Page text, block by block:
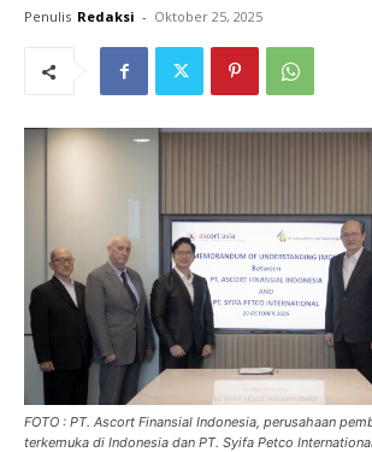
Penulis Redaksi - Oktober 25, 2025
FOTO : PT. Ascort Finansial Indonesia, perusahaan
terkemuka di Indonesia dan PT. Syifa Petco